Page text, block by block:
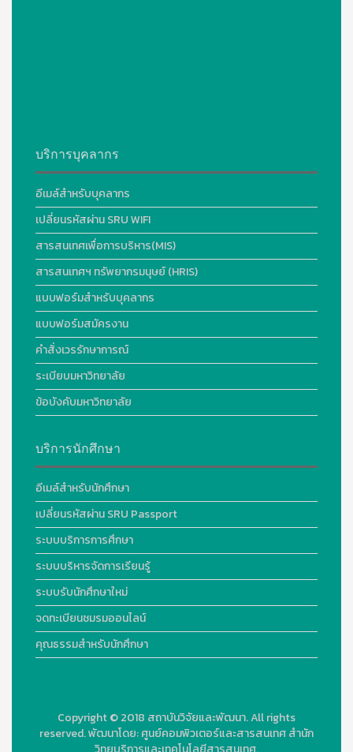
บริการบุคลากร
อีเมล์สำหรับบุคลากร
เปลี่ยนรหัสผ่าน SRU WIFI
สารสนเทศเพื่อการบริหาร(MIS)
สารสนเทศฯ ทรัพยากรมนุษย์ (HRIS)
แบบฟอร์มสำหรับบุคลากร
แบบฟอร์มสมัครงาน
คำสั่งเวรรักษาการณ์
ระเบียบมหาวิทยาลัย
ข้อบังคับมหาวิทยาลัย
บริการนักศึกษา
อีเมล์สำหรับนักศึกษา
เปลี่ยนรหัสผ่าน SRU Passport
ระบบบริการการศึกษา
ระบบบริหารจัดการเรียนรู้
ระบบรับนักศึกษาใหม่
จดทะเบียนชมรมออนไลน์
คุณธรรมสำหรับนักศึกษา
Copyright © 2018 สถาบันวิจัยและพัฒนา. All rights
reserved.พัฒนาโดย:ศูนย์คอมพิวเตอร์และสารสนเทศ สำนัก